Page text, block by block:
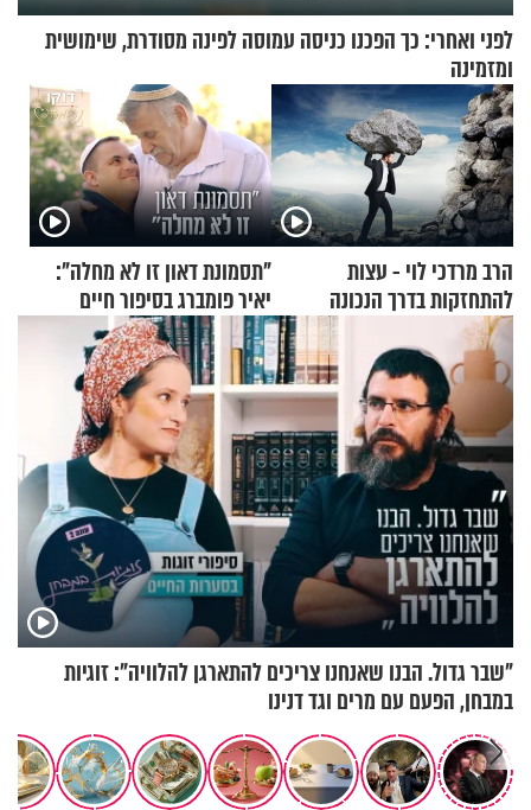
לפני ואחרי: כך הפכנו כניסה עמוסה לפינה מסודרת, שימושית
ומזמינה
הרב מרדכי לוי - עצות
להתחזקות בדרך הנכונה
"תסמונת דאון זו לא מחלה":
יאיר פומברג בסיפור חיים
מעורר השראה
"שבר גדול. הבנו שאנחנו צריכים להתארגן להלוויה": זוגיות
במבחן, הפעם עם מרים וגד דנינו